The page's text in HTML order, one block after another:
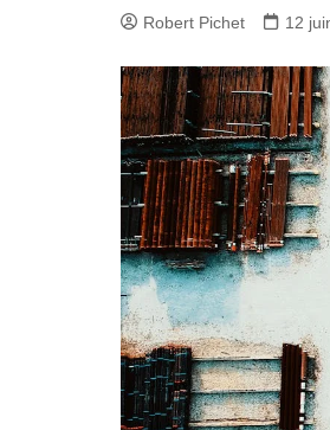
Robert Pichet 12